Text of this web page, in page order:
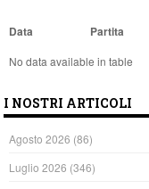
Data Partita
No data available in table
I NOSTRI ARTICOLI
Agosto 2026 (86)
Luglio 2026 (346)